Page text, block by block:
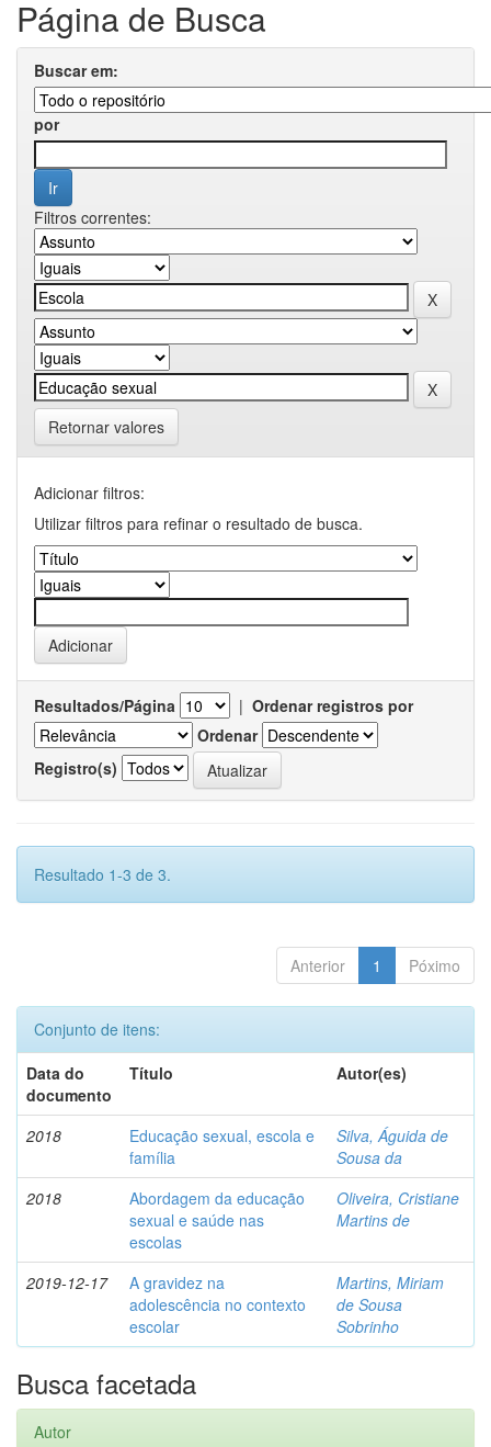
Página de Busca
Buscar em:
por
Filtros correntes:
Retornar valores
Adicionar filtros:
Utilizar filtros para refinar o resultado de busca.
Resultados/Página | Ordenar registros por
Ordenar
Registro(s)
Resultado 1-3 de 3.
Anterior 1 Póximo
Conjunto de itens:
Data do
documento
Título Autor(es)
2018
Educação sexual, escola e
família
Silva, Águida de
Sousa da
2018
Abordagem da educação
sexual e saúde nas
escolas
Oliveira, Cristiane
Martins de
2019-12-17
A gravidez na
adolescência no contexto
escolar
Martins, Miriam
de Sousa
Sobrinho
Busca facetada
Autor